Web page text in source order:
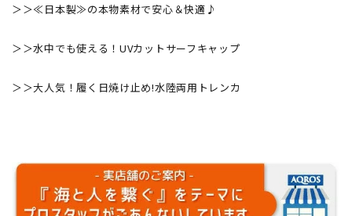
＞＞≪日本製≫の本物素材で安心＆快適♪
＞＞水中でも使える！UVカットサーフキャップ
＞＞大人気！履く日焼け止め!水陸両用トレンカ